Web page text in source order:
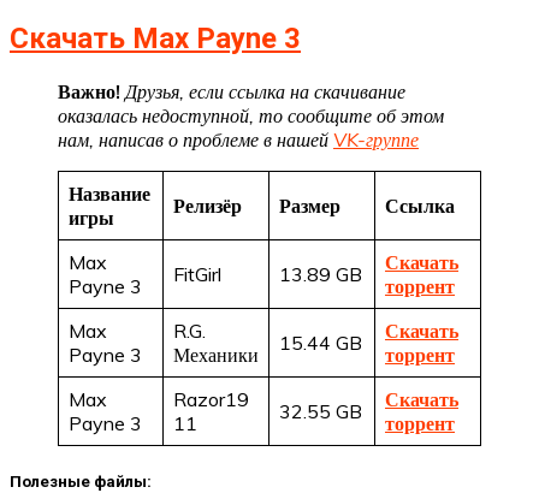
Скачать Max Payne 3
Важно! Друзья, если ссылка на скачивание
оказалась недоступной, то сообщите об этом
нам, написав о проблеме в нашей VK-группе
Название
игры
Релизёр Размер Ссылка
Max
Payne 3
FitGirl 13.89 GB
Скачать
торрент
Max
Payne 3
R.G.
Механики
15.44 GB
Скачать
торрент
Max
Payne 3
Razor19
11
32.55 GB
Скачать
торрент
Полезные файлы: